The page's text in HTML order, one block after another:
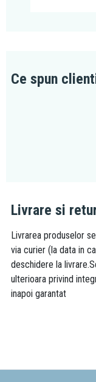
Ce spun
Livrare si
Livrarea produselor
via curier (la data in
deschidere la
ulterioara privind
inapoi garantat